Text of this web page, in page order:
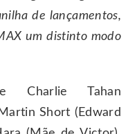
de lançamentos,
um distinto modo
Charlie Tahan
Short (Edward